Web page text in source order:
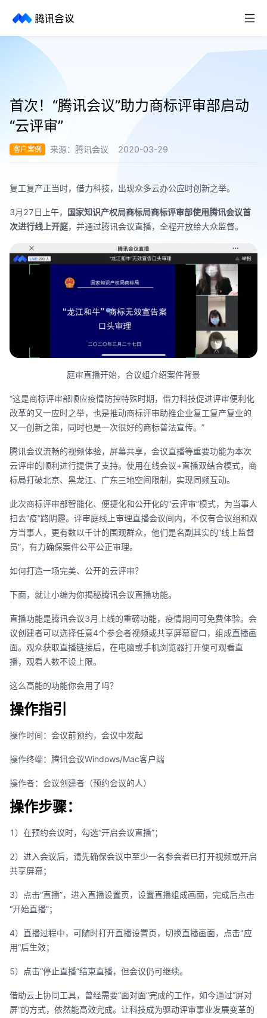
取消
历史搜索
首次！“腾讯会议”助力商标评审部启动
“云评审”
客户案例 来源： 腾讯会议 2020-03-29
复工复产正当时，借力科技，出现众多云办公应时创新之举。
3月27日上午， 国家知识产权局商标局商标评审部使用腾讯会议首
次进行线上开庭，并通过腾讯会议直播，全程开放给大众监督。
庭审直播开始，合议组介绍案件背景
“这是商标评审部顺应疫情防控特殊时期，借力科技促进评审便利化
改革的又一应时之举，也是推动商标评审助推企业复工复产复业的
又一创新之策，同时也是一次很好的商标普法宣传。”
腾讯会议流畅的视频体验，屏幕共享，会议直播等重要功能为本次
云评审的顺利进行提供了支持。使用在线会议+直播双结合模式，商
标局打破北京、黑龙江、广东三地空间限制，实现同频互动。
此次商标评审部智能化、便捷化和公开化的“云评审”模式，为当事人
扫去“疫”路阴霾。评审庭线上审理直播会议间内，不仅有合议组和双
方当事人，更有数以千计的围观群众，他们是名副其实的“线上监督
员”，有力确保案件公平公正审理。
如何打造一场完美、公开的云评审？
下面，就让小编为你揭秘腾讯会议直播功能。
直播功能是腾讯会议3月上线的重磅功能，疫情期间可免费体验。会
议创建者可以选择任意4个参会者视频或共享屏幕窗口，组成直播画
面。观众获取直播链接后，在电脑或手机浏览器打开便可观看直
播，观看人数不设上限。
这么高能的功能你会用了吗？
操作指引
操作时间：会议前预约，会议中发起
操作终端：腾讯会议Windows/Mac客户端
操作者：会议创建者（预约会议的人）
操作步骤：
1）在预约会议时，勾选“开启会议直播”；
2）进入会议后，请先确保会议中至少一名参会者已打开视频或开启
共享屏幕；
3）点击“直播”，进入直播设置页，设置直播组成画面，完成后点击
“开始直播”；
4）直播过程中，可随时打开直播设置页，切换直播画面，点击"应
用“后生效；
5）点击“停止直播”结束直播，但会议仍可继续。
借助云上协同工具，曾经需要“面对面”完成的工作，如今通过“屏对
屏”的方式，依然能高效完成。让科技成为驱动评审事业发展变革的